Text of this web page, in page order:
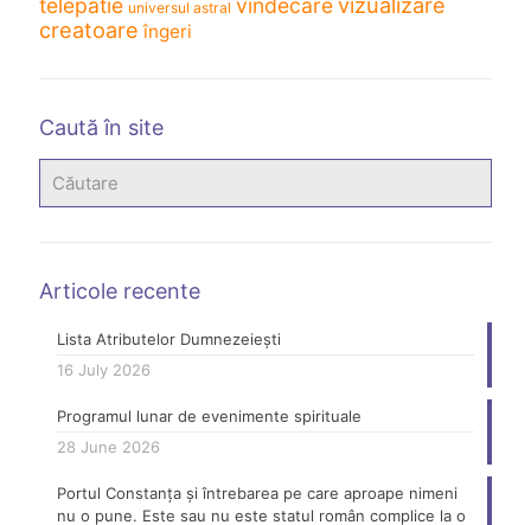
telepatie universul astral vindecare
creatoare îngeri
Caută în site
Articole recente
Lista Atributelor Dumnezeiești
16 July 2026
Programul lunar de evenimente spirituale
28 June 2026
Portul Constanța și întrebarea pe care aproape nimeni
nu o pune. Este sau nu este statul român complice la o